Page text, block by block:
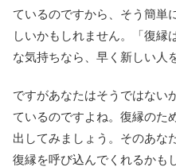
ているのですから、そう簡単
しいかもしれません。「復縁
な気持ちなら、早く新しい人
ですがあなたはそうではない
ているのですよね。復縁のた
出してみましょう。そのあな
復縁を呼び込んでくれるかも